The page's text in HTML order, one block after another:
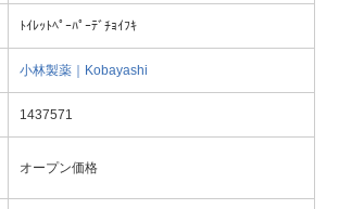
ﾄｲﾚｯﾄﾍﾟｰﾊﾟｰﾃﾞﾁｮｲﾌｷ
小林製薬｜Kobayashi
1437571
オープン価格